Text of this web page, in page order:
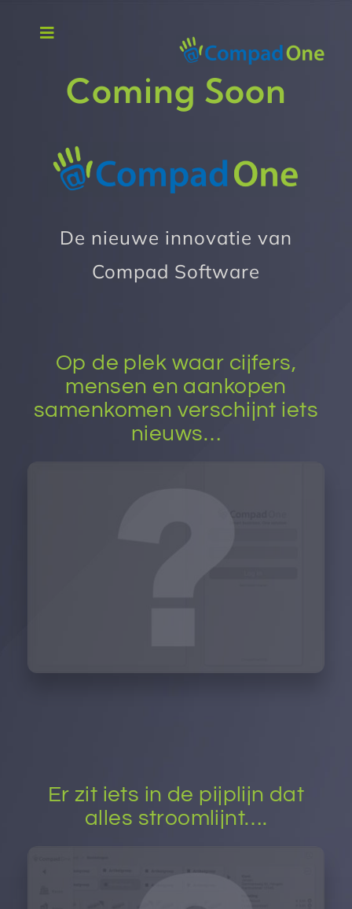
Navigatie
CompadOne
Horeca
Retail
Coming Soon
De nieuwe innovatie van
Compad Software
Op de plek waar cijfers,
mensen en aankopen
samenkomen verschijnt iets
nieuws…
Er zit iets in de pijplijn dat
alles stroomlijnt….